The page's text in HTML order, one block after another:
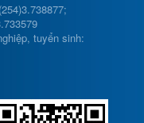
tuyển sinh: